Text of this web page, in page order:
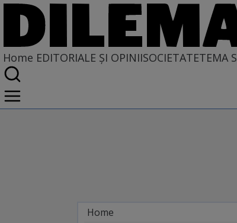
Home EDITORIALE ȘI OPINIISOCIETATETEMA
Home